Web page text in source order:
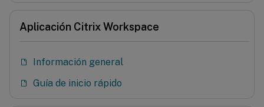
Aplicación Citrix Workspace
Información general
Guía de inicio rápido